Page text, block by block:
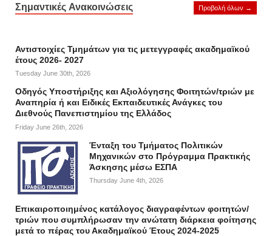
Σημαντικές Ανακοινώσεις Προβολή όλων →
Αντιστοιχίες Τμημάτων για τις μετεγγραφές ακαδημαϊκού
έτους 2026- 2027
Tuesday June 30th, 2026
Οδηγός Υποστήριξης και Αξιολόγησης Φοιτητών/τριών με
Αναπηρία ή και Ειδικές Εκπαιδευτικές Ανάγκες του
Διεθνούς Πανεπιστημίου της Ελλάδος
Friday June 26th, 2026
Ένταξη του Τμήματος Πολιτικών
Μηχανικών στο Πρόγραμμα Πρακτικής
Άσκησης μέσω ΕΣΠΑ
Thursday June 4th, 2026
Επικαιροποιημένος κατάλογος διαγραφέντων φοιτητών/
τριών που συμπλήρωσαν την ανώτατη διάρκεια φοίτησης
μετά το πέρας του Ακαδημαϊκού Έτους 2024-2025